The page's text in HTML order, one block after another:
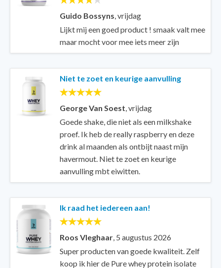
Guido Bossyns,vrijdag
Lijkt mij een goed product ! smaak valt mee
maar mocht voor mee iets meer zijn
Niet te zoet en keurige aanvulling
George Van Soest,vrijdag
Goede shake, die niet als een milkshake
proef. Ik heb de really raspberry en deze
drink al maanden als ontbijt naast mijn
havermout. Niet te zoet en keurige
aanvulling mbt eiwitten.
Ik raad het iedereen aan!
Roos Vleghaar, 5 augustus 2026
Super producten van goede kwaliteit. Zelf
koop ik hier de Pure whey protein isolate